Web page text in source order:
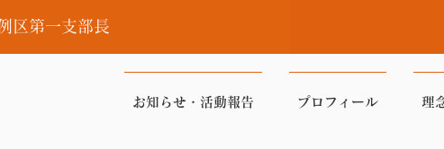
区第一支部長
お知らせ・活動報告 プロフィール 理